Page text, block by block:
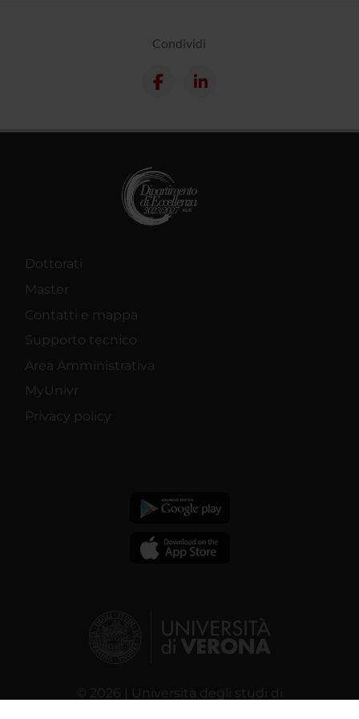
Condividi
Dottorati
Master
Contatti e mappa
Supporto tecnico
Area Amministrativa
MyUnivr
Privacy policy
© 2026 | Università degli studi di